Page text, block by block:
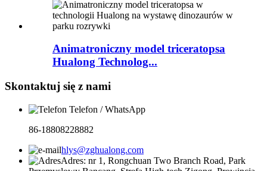
Animatroniczny model triceratopsa
Hualong Technolog...
Skontaktuj się z nami
Telefon / WhatsApp
86-18808228882
hlys@zghualong.com
Adres: nr 1, Rongchuan Two Branch Road, Park